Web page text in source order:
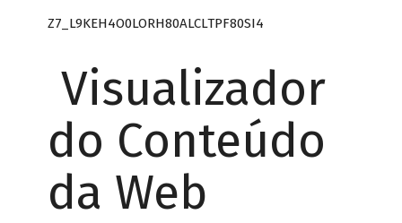
Z7_L9KEH4O0LORH80ALCLTPF80SI4
Visualizador
do Conteúdo
da Web